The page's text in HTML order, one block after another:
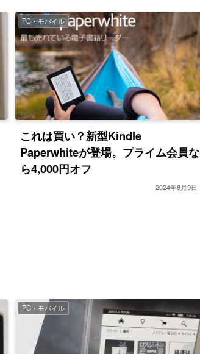
PC・モバイル
これは買い？新型Kindle
Paperwhiteが登場。プライム会員な
ら4,000円オフ
2024年8月9日
PC・モバイル